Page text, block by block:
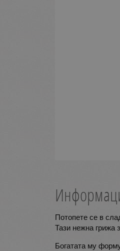
Потопете се в
Тази нежна грижа
Богатата му